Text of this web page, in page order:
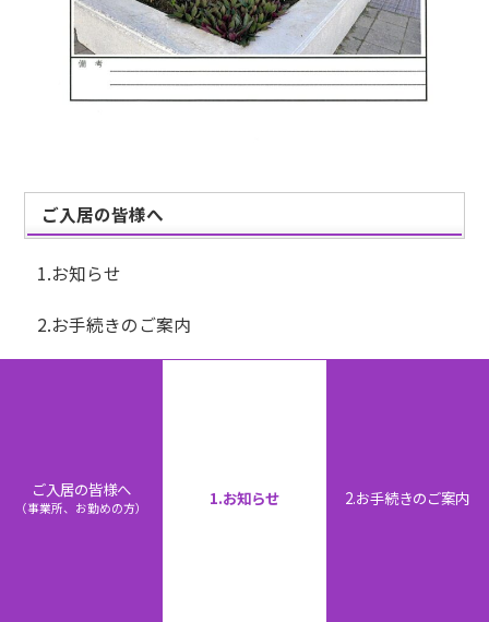
ご入居の皆様へ
（事業所、お勤めの方） 1.お知らせ 2.お手続きのご案内
ご入居の皆様へ
1.お知らせ
2.お手続きのご案内
那覇新都心メディアビル 東棟9階
TEL：098-869-2551 FAX：098-869-2522